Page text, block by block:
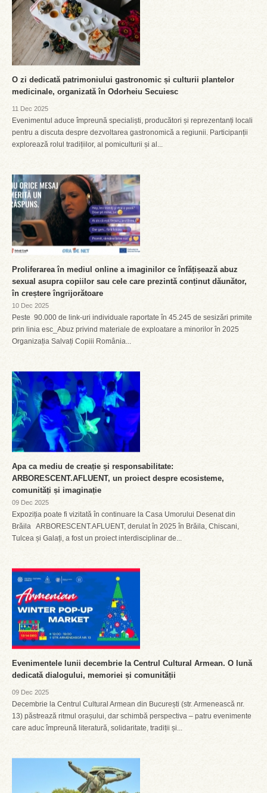
O zi dedicată patrimoniului gastronomic și culturii plantelor
medicinale, organizată în Odorheiu Secuiesc
11 Dec 2025
Evenimentul aduce împreună specialiști, producători și reprezentanți locali
pentru a discuta despre dezvoltarea gastronomică a regiunii. Participanții
explorează rolul tradițiilor, al pomiculturii și al...
Proliferarea în mediul online a imaginilor ce înfățișează abuz
sexual asupra copiilor sau cele care prezintă conținut dăunător,
în creștere îngrijorătoare
10 Dec 2025
Peste 90.000 de link-uri individuale raportate în 45.245 de sesizări primite
prin linia esc_Abuz privind materiale de exploatare a minorilor în 2025
Organizația Salvați Copiii România...
Apa ca mediu de creație și responsabilitate:
ARBORESCENT.AFLUENT, un proiect despre ecosisteme,
comunități și imaginație
09 Dec 2025
Expoziția poate fi vizitată în continuare la Casa Umorului Desenat din
Brăila ARBORESCENT.AFLUENT, derulat în 2025 în Brăila, Chiscani,
Tulcea și Galați, a fost un proiect interdisciplinar de...
Evenimentele lunii decembrie la Centrul Cultural Armean. O lună
dedicată dialogului, memoriei și comunității
09 Dec 2025
Decembrie la Centrul Cultural Armean din București (str. Armenească nr.
13) păstrează ritmul orașului, dar schimbă perspectiva – patru evenimente
care aduc împreună literatură, solidaritate, tradiții și...